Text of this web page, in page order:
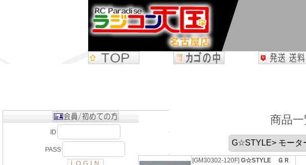
ID
PASS
商品一
[GM30302-120F] G☆STYLE ＧＲ